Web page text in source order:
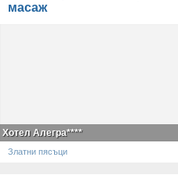
масаж
Хотел Алегра****
Златни пясъци